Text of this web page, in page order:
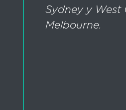
Sydney y West
Melbourne.